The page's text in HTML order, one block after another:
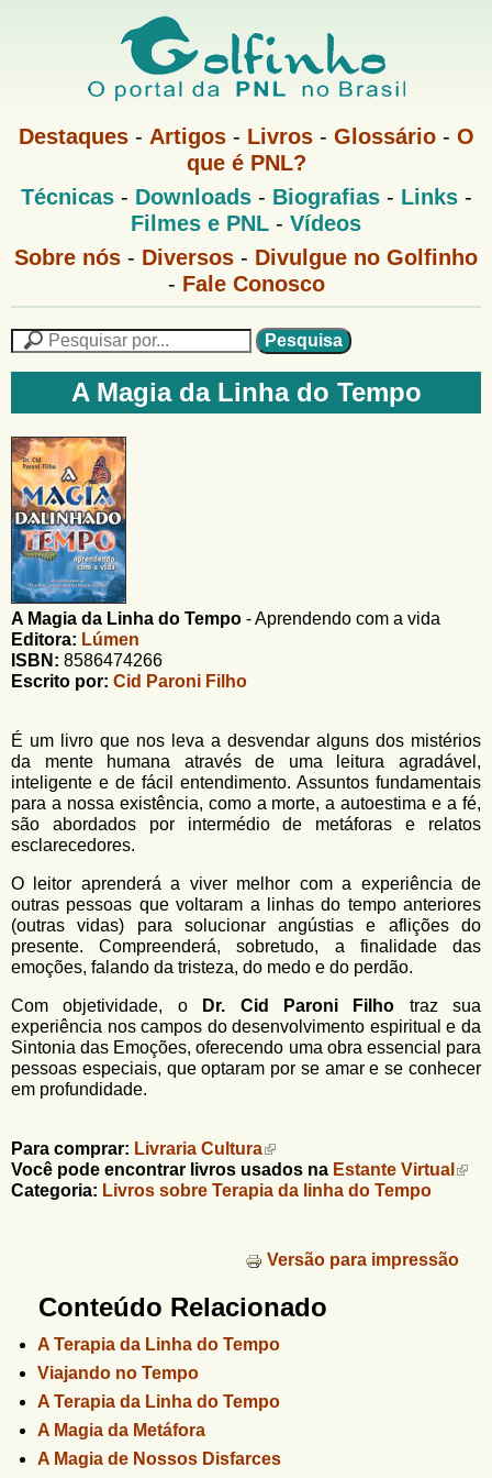
Pular
para
o
principal
G
f
i
n
h
o
M
u
Destaques- Artigos- Livros- Glossário- O
que é PNL?
M
e
P
Técnicas- Downloads- Biografias- Links-
Filmes e PNL - Vídeos
G
n
e
n
u
Sobre nós - Diversos - Divulgue no Golfinho
- Fale Conosco
F
r
m
u
l
á
r
i
o
d
e
b
u
s
c
a
e
i
s
a
n
o
G
o
l
f
i
n
h
o
A Magia da Linha do Tempo
A Magia da Linha do Tempo -Aprendendo com a vida
Editora: Lúmen
ISBN: 8586474266
Escrito por: Cid Paroni Filho
É um livro que nos leva a desvendar alguns dos mistérios
da mente humana através de uma leitura agradável,
inteligente e de fácil entendimento. Assuntos fundamentais
para a nossa existência, como a morte, a autoestima e a fé,
são abordados por intermédio de metáforas e relatos
esclarecedores.
O leitor aprenderá a viver melhor com a experiência de
outras pessoas que voltaram a linhas do tempo anteriores
(outras vidas) para solucionar angústias e aflições do
presente. Compreenderá, sobretudo, a finalidade das
emoções, falando da tristeza, do medo e do perdão.
Com objetividade, o Dr. Cid Paroni Filho traz sua
experiência nos campos do desenvolvimento espiritual e da
Sintonia das Emoções, oferecendo uma obra essencial para
pessoas especiais, que optaram por se amar e se conhecer
em profundidade.
Para comprar: Livraria Cultura
Você pode encontrar livros usados na Estante Virtual
Categoria: Livros sobre Terapia da linha do Tempo
Versão para impressão
Conteúdo Relacionado
A Terapia da Linha do Tempo
Viajando no Tempo
A Terapia da Linha do Tempo
A Magia da Metáfora
A Magia de Nossos Disfarces